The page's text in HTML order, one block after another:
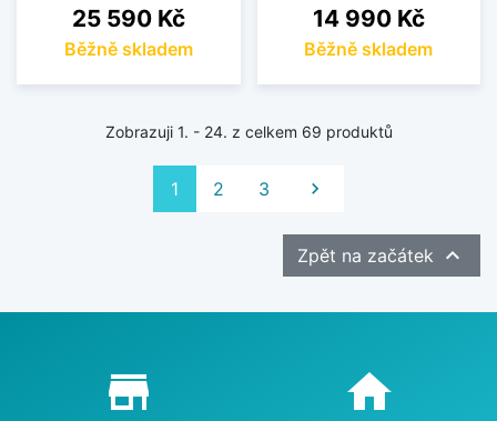
Cena
25 590 Kč
Běžně skladem
Cena
14 990 Kč
Běžně skladem
Zobrazuji 1. - 24. z celkem 69 produktů
1 2 3 Další

Zpět na začátek 
Proč nakupovat u nás?
store_mall_directory home